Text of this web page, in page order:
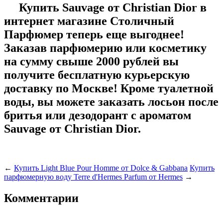
Купить Sauvage от Christian Dior в
интернет магазине Столичный
Парфюмер теперь еще выгоднее!
Заказав парфюмерию или косметику
на сумму свыше 2000 рублей вы
получите бесплатную курьерскую
доставку по Москве! Кроме туалетной
воды, вы можете заказать лосьон после
бритья или дезодорант с ароматом
Sauvage от Christian Dior.
← Купить Light Blue Pour Homme от Dolce & Gabbana Купить
парфюмерную воду Terre d'Hermes Parfum от Hermes →
Комментарии